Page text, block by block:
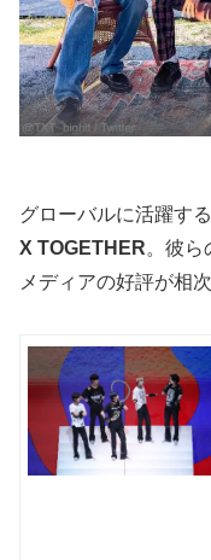
グローバルに活躍す
X TOGETHER。彼ら
メディアの好評が相